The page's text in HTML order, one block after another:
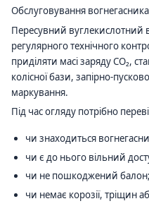
Обслуговування
Пересувний вуглекислотний
регулярного технічного
приділяти масі заряду CO₂,
колісної бази, запірно-
маркування.
Під час огляду потрібно
чи знаходиться
чи є до нього вільний
чи не пошкоджений балон;
чи немає корозії, тріщин